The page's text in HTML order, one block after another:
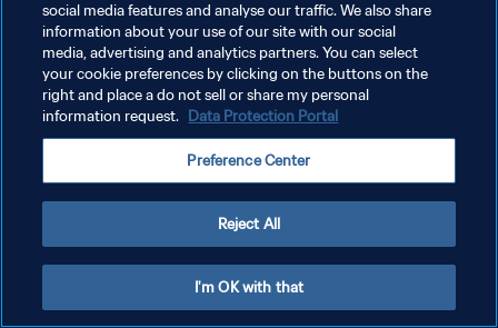
개인정보 보호정책
서비스 약관
쿠키 기본 설정 관리
social media features and analyse our traffic. We also share
information about your use of our site with our social
media, advertising and analytics partners. You can select
your cookie preferences by clicking on the buttons on the
right and place a do not sell or share my personal
information request. Data Protection Portal
Preference Center
Reject All
I'm OK with that